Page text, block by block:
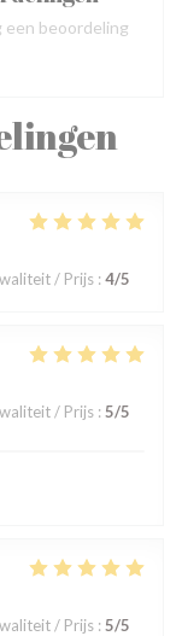
/ Prijs : 4/5
/ Prijs : 5/5
/ Prijs : 5/5
een beoordeling